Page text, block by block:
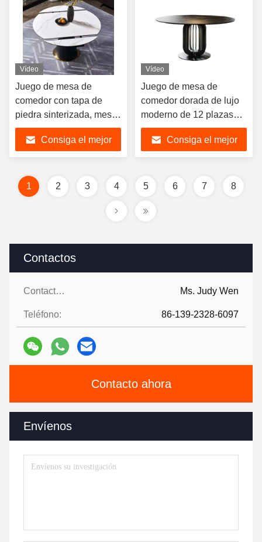
Contactos
Contactos: Ms. Judy Wen
Teléfono: 86-139-2328-6097
Contacto ahora
Envíenos
Vídeo
Juego de mesa de
comedor con tapa de
piedra sinterizada, mesa
de comedor extensible
de fábrica Guangdong
Foshan para 8 sillas con
Consiga el mejor
Vídeo
Juego de mesa de
comedor dorada de lujo
moderno de 12 plazas
Foshan China Muebles
interiores de metal Mesa
de comedor Ss de
restaurante
Consiga el mejor
1 2 3 4 5 6 7 8